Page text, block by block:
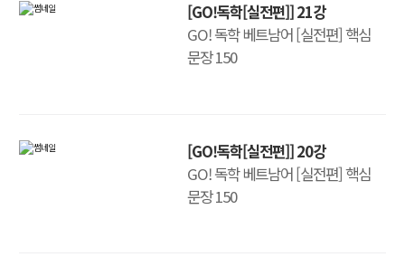
[GO!독학[실전편]] 21강
GO! 독학 베트남어 [실전편] 핵심
문장 150
[GO!독학[실전편]] 20강
GO! 독학 베트남어 [실전편] 핵심
문장 150